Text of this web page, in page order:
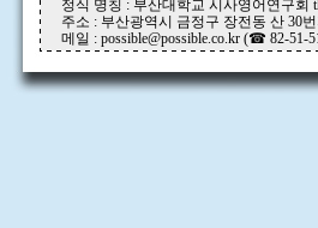
정식 명칭 : 부산대학교 시사영어연구회
주소 : 부산광역시 금정구 장전동 산 30
메일 : possible@possible.co.kr (☎ 82-51-